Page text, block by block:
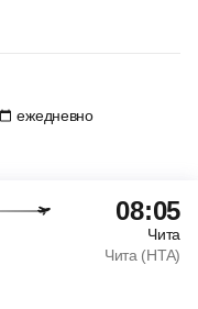
ежедневно
08:05
Чита
Чита (HTA)